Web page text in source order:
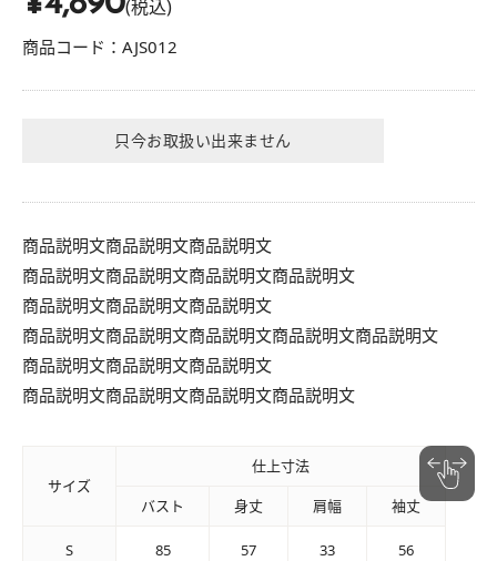
(税込)
商品コード：AJS012
只今お取扱い出来ません
商品説明文商品説明文商品説明文
商品説明文商品説明文商品説明文商品説明文
商品説明文商品説明文商品説明文
商品説明文商品説明文商品説明文商品説明文商品説明文
商品説明文商品説明文商品説明文
商品説明文商品説明文商品説明文商品説明文
サイズ
仕上寸法
バスト
身丈 肩幅 袖丈
S 85 57 33 56